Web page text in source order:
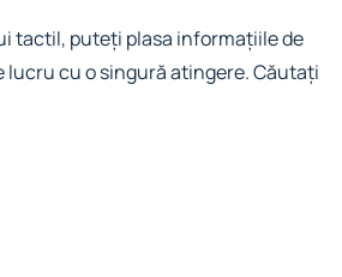
tactil, puteți plasa informațiile de
cu o singură atingere. Căutați